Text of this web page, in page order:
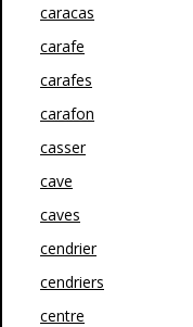
caracas
carafe
carafes
carafon
casser
cave
caves
cendrier
cendriers
centre